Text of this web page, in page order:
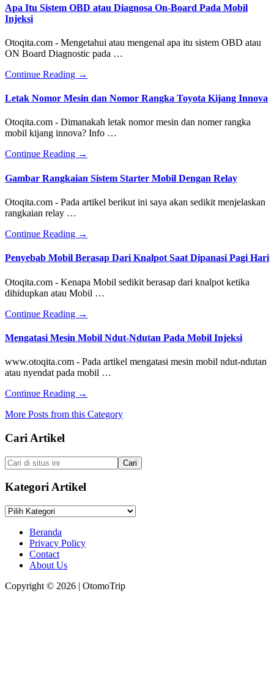
Apa Itu Sistem OBD atau Diagnosa On-Board Pada Mobil
Injeksi
Otoqita.com - Mengetahui atau mengenal apa itu sistem OBD atau
ON Board Diagnostic pada …
Continue Reading about
Itu
OBD
atau
Diagnosa
Board
Pada
Mobil
→
Letak Nomor Mesin dan Nomor Rangka Toyota Kijang Innova
Otoqita.com - Dimanakah letak nomor mesin dan nomer rangka
mobil kijang innova? Info …
Continue Reading about
Nomor
dan
Nomor
Kijang
Innova
→
Gambar Rangkaian Sistem Starter Mobil Dengan Relay
Otoqita.com - Pada artikel berikut ini saya akan sedikit menjelaskan
rangkaian relay …
Continue Reading about
Rangkaian
Starter
Mobil
Dengan
→
Penyebab Mobil Berasap Dari Knalpot Saat Dipanasi Pagi Hari
Otoqita.com - Kenapa Mobil sedikit berasap dari knalpot ketika
dihidupkan atau Mobil …
Continue Reading about
Mobil
Dari
Knalpot
Saat
Pagi
Hari
→
Mengatasi Mesin Mobil Ndut-Ndutan Pada Mobil Injeksi
www.otoqita.com - Pada artikel mengatasi mesin mobil ndut-ndutan
atau nyendat pada mobil …
Continue Reading about
Mesin
Pada
Mobil
Injeksi
→
More Posts from this Category
Footer
Cari Artikel
Cari
di
situs
ini
Kategori Artikel
Kategori
Beranda
Privacy Policy
Contact
About Us
Copyright © 2026 | OtomoTrip